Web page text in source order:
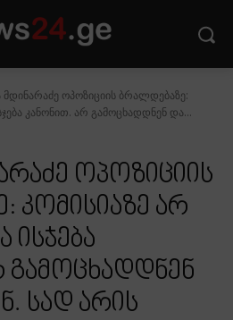
მდინარაძე ოპოზიციის ბრალდებაზე:
კანონით. არ გამოცხადდნენ და...
ოპოზიციის
კომისიაზე არ
ისჯება
გამოცხადდნენ
სად არის